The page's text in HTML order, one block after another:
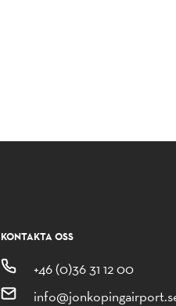
KONTAKTA OSS
+46 (0)36 31 12 00